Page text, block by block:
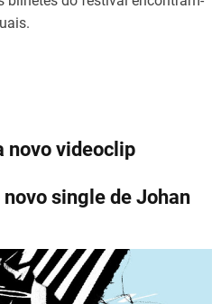
novo videoclip
novo single de Johan